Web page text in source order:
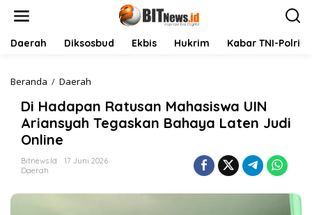
Daerah Diksosbud Ekbis Hukrim Kabar TNI-Polri
Beranda / Daerah
H
a
p
R
Di Hadapan Ratusan Mahasiswa UIN
Ariansyah Tegaskan Bahaya Laten Judi
Online
Bitnews.id
17 Juni 2026
Daerah